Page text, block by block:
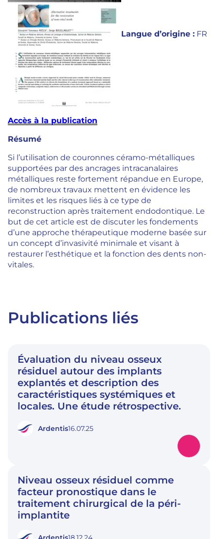
Langue d’origine : FR
Accès à la publication
Résumé
Si l’utilisation de couronnes céramo-métalliques
supportées par des ancrages intracanalaires
métalliques reste fortement répandue en Europe,
de nombreux travaux mettent en évidence les
limites et les risques liés à ce type de
reconstruction après traitement endodontique. Le
but de cet article est de discuter les fondements
d’une approche thérapeutique moderne basée sur
un concept d’invasivité minimale et visant à
restaurer l’esthétique et la fonction des dents non-
vitales.
Publications liés
Évaluation du niveau osseux
résiduel autour des implants
explantés et description des
caractéristiques systémiques et
locales. Une étude rétrospective.
Ardentis16.07.25
Niveau osseux résiduel comme
facteur pronostique dans le
traitement chirurgical de la péri-
implantite